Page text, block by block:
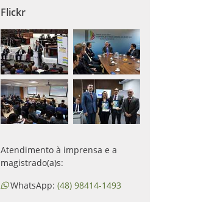
Flickr
Atendimento à imprensa e a
magistrado(a)s:
WhatsApp: (48) 98414-1493